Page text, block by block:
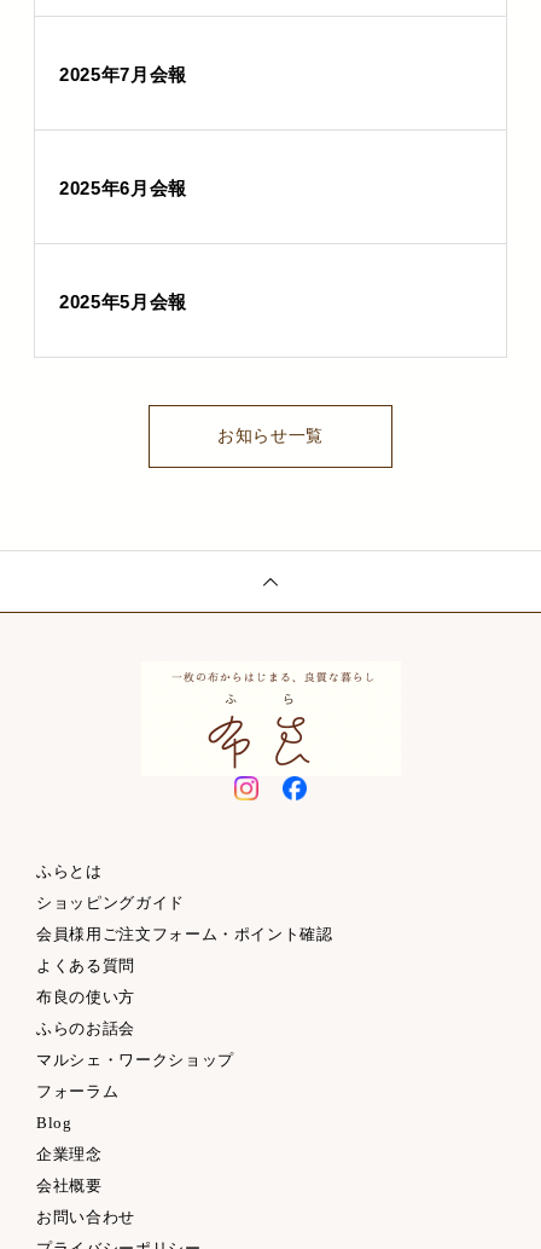
2025年7月会報
2025年6月会報
2025年5月会報
お知らせ一覧
ふらとは
ショッピングガイド
会員様用ご注文フォーム・ポイント確認
よくある質問
布良の使い方
ふらのお話会
マルシェ・ワークショップ
フォーラム
Blog
企業理念
会社概要
お問い合わせ